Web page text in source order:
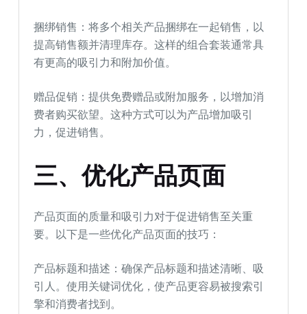
捆绑销售：将多个相关产品捆绑在一起销售，以
提高销售额并清理库存。这样的组合套装通常具
有更高的吸引力和附加价值。
赠品促销：提供免费赠品或附加服务，以增加消
费者购买欲望。这种方式可以为产品增加吸引
力，促进销售。
三、优化产品页面
产品页面的质量和吸引力对于促进销售至关重
要。以下是一些优化产品页面的技巧：
产品标题和描述：确保产品标题和描述清晰、吸
引人。使用关键词优化，使产品更容易被搜索引
擎和消费者找到。